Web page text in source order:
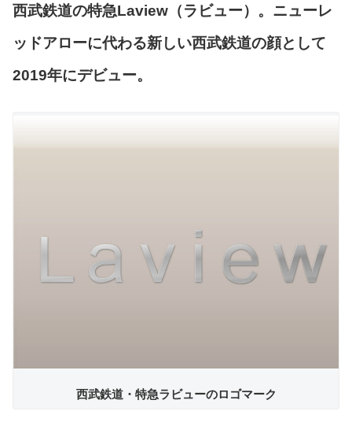
西武鉄道の特急Laview（ラビュー）。ニューレ
ッドアローに代わる新しい西武鉄道の顔として
2019年にデビュー。
西武鉄道・特急ラビューのロゴマーク